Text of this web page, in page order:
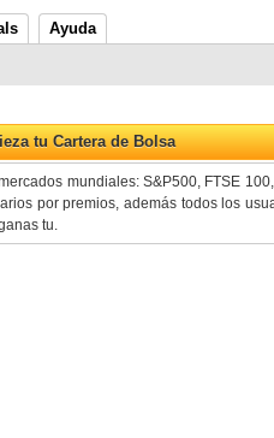
Ayuda
mundiales: S&P500, FTSE
por premios, además todos los
tu.